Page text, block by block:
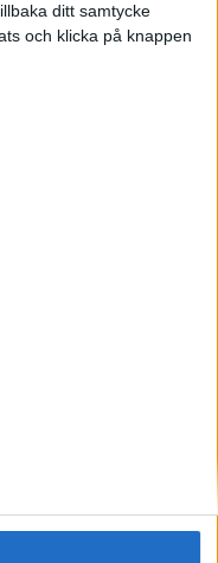
ditt samtycke
och klicka på knappen